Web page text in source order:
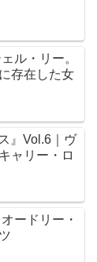
ル・リー。
存在した女
』Vol.6｜ヴ
ャリー・ロ
ードリー・